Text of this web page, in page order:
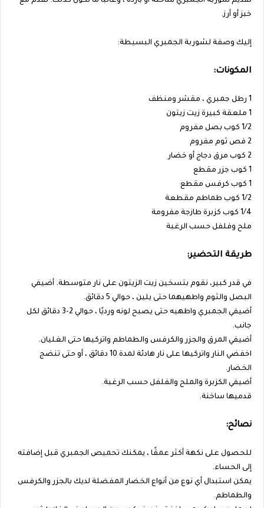
خبز أو أرز.
إليك وصفة لشوربة الجمبري البسيطة:
المكونات:
1 رطل جمبري ، مقشر ومنظف
1 ملعقة كبيرة زيت زيتون
1/2 كوب بصل مفروم
2 فص ثوم مفروم
2 كوب مرق دجاج أو خضار
1 كوب جزر مقطع
1 كوب كرفس مقطع
1/2 كوب طماطم مقطعة
1/4 كوب كزبرة طازجة مفرومة
ملح وفلفل حسب الرغبة
طريقة التحضير:
في قدر كبير، نقوم بتسخين زيت الزيتون على نار متوسطة. أضيفي
البصل والثوم واطهيهما حتى يلين ، حوالي 5 دقائق.
أضيفي الجمبري واطهيه حتى يصبح لونه ورديًا ، حوالي 2-3 دقائق لكل
جانب.
أضيفي المرق والجزر والكرفس والطماطم واتركيها حتى الغليان.
اخفضي النار واتركيها على نار هادئة لمدة 10 دقائق ، أو حتى تنضج
الخضار.
أضيفي الكزبرة والملح والفلفل حسب الرغبة.
قدميها ساخنة.
نصائح:
للحصول على نكهة أكثر عمقًا ، يمكنك تحميص الجمبري قبل إضافته
إلى الحساء.
يمكن استبدال أي نوع من أنواع الخضار المفضلة لديك بالجزر والكرفس
والطماطم.